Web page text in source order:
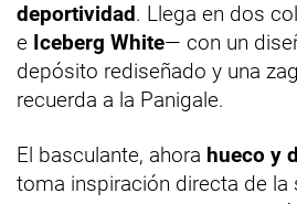
deportividad. Llega en dos
e Iceberg White— con un
depósito rediseñado y una
recuerda a la Panigale.
El basculante, ahora hueco y
toma inspiración directa de la